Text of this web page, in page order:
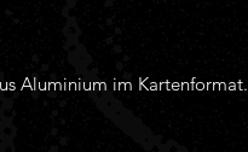
Aluminium im Kartenformat.